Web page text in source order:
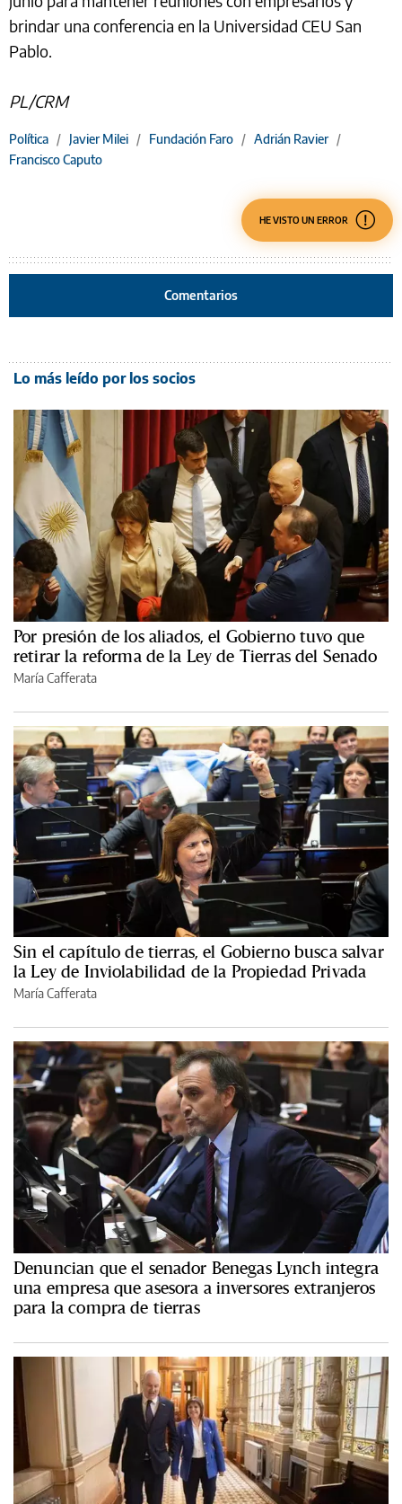
brindar una conferencia en la Universidad CEU San
Pablo.
PL/CRM
Política / Javier Milei / Fundación Faro / Adrián Ravier /
Francisco Caputo
HE VISTO UN ERROR
Comentarios
Lo más leído por los socios
Por presión de los aliados, el Gobierno tuvo que
retirar la reforma de la Ley de Tierras del Senado
María Cafferata
Sin el capítulo de tierras, el Gobierno busca salvar
la Ley de Inviolabilidad de la Propiedad Privada
María Cafferata
Denuncian que el senador Benegas Lynch integra
una empresa que asesora a inversores extranjeros
para la compra de tierras